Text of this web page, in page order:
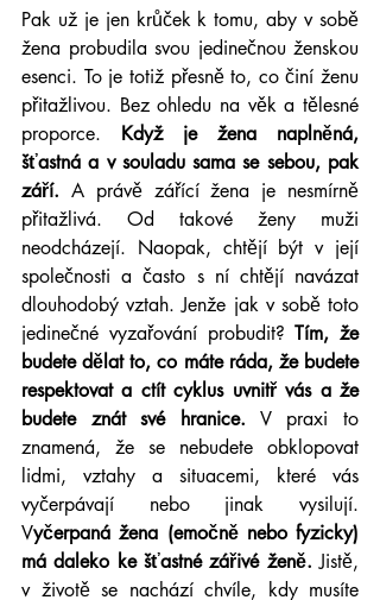
Pak už je jen krůček k tomu, aby v sobě
žena probudila svou jedinečnou ženskou
esenci. To je totiž přesně to, co činí ženu
přitažlivou. Bez ohledu na věk a tělesné
proporce. Když je žena naplněná,
šťastná a v souladu sama se sebou, pak
září. A právě zářící žena je nesmírně
přitažlivá. Od takové ženy muži
neodcházejí. Naopak, chtějí být v její
společnosti a často s ní chtějí navázat
dlouhodobý vztah. Jenže jak v sobě toto
jedinečné vyzařování probudit? Tím, že
budete dělat to, co máte ráda, že budete
respektovat a ctít cyklus uvnitř vás a že
budete znát své hranice. V praxi to
znamená, že se nebudete obklopovat
lidmi, vztahy a situacemi, které vás
vyčerpávají nebo jinak vysilují.
Vyčerpaná žena (emočně nebo fyzicky)
má daleko ke šťastné zářivé ženě. Jistě,
v životě se nachází chvíle, kdy musíte